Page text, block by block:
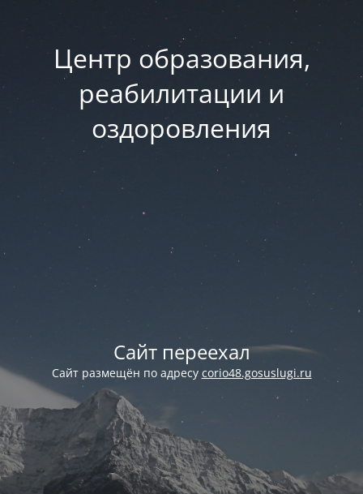
Центр образования,
реабилитации и
оздоровления
Сайт переехал
Сайт размещён по адресу corio48.gosuslugi.ru